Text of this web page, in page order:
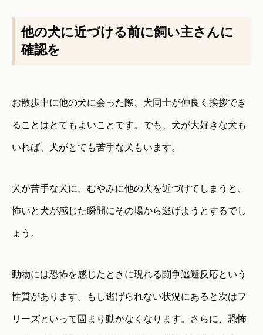
他の犬に近づける前に飼い主さんに
確認を
お散歩中に他の犬に会った際、犬同士が仲良く挨拶でき
ることはとてもよいことです。でも、犬が大好きな犬も
いれば、犬がとても苦手な犬もいます。
犬が苦手な犬に、むやみに他の犬を近づけてしまうと、
怖いと犬が感じた瞬間にその場から逃げようとするでし
ょう。
動物には恐怖を感じたときに現れる闘争逃避反応という
性質があります。もし逃げられない状況にあると次はフ
リーズといって固まり動かなくなります。さらに、恐怖